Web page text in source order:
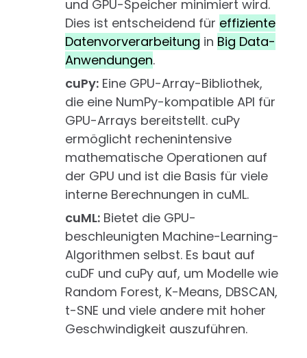
und GPU-Speicher minimiert wird.
Dies ist entscheidend für effiziente
Datenvorverarbeitung in Big Data-
Anwendungen.
cuPy: Eine GPU-Array-Bibliothek,
die eine NumPy-kompatible API für
GPU-Arrays bereitstellt. cuPy
ermöglicht rechenintensive
mathematische Operationen auf
der GPU und ist die Basis für viele
interne Berechnungen in cuML.
cuML: Bietet die GPU-
beschleunigten Machine-Learning-
Algorithmen selbst. Es baut auf
cuDF und cuPy auf, um Modelle wie
Random Forest, K-Means, DBSCAN,
t-SNE und viele andere mit hoher
Geschwindigkeit auszuführen.